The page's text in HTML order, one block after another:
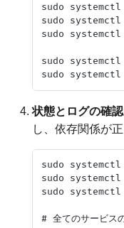
sudo
sudo
sudo
sudo systemctl
状態とログの確
し、依存関係が
sudo
sudo
sudo systemctl
# 全てのサービス